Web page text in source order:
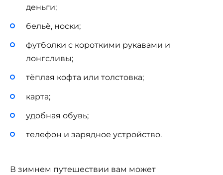
деньги;
бельё, носки;
футболки с короткими рукавами и
лонгсливы;
тёплая кофта или толстовка;
карта;
удобная обувь;
телефон и зарядное устройство.
В зимнем путешествии вам может